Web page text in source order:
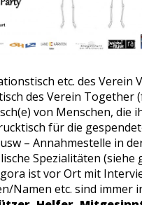
etc. des Verein
des Verein Together
von Menschen, die
für die
– Annahmestelle in
Spezialitäten (siehe
ist vor Ort mit
Namen etc. sind immer